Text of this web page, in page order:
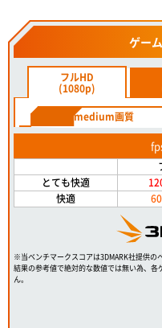
ゲー
フルHD
(1080p)
medium画質
とても快適
快適
60
※当ベンチマークスコアは3DMARK社提供
結果の参考値で絶対的な数値では無い為、
ん。